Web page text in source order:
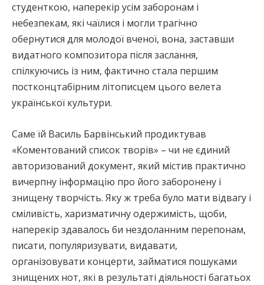
студенткою, наперекір усім заборонам і
небезпекам, які чаїлися і могли трагічно
обернутися для молодої вченої, вона, заставши
видатного композитора після заслання,
спілкуючись із ним, фактично стала першим
постконцтабірним літописцем цього велета
української культури.
Саме їй Василь Барвінський продиктував
«Коментований список творів» – чи не єдиний
авторизований документ, який містив практично
вичерпну інформацію про його заборонену і
знищену творчість. Яку ж треба було мати відвагу і
сміливість, харизматичну одержимість, щоби,
наперекір здавалось би нездоланним перепонам,
писати, популяризувати, видавати,
організовувати концерти, займатися пошуками
знищених нот, які в результаті діяльності багатьох